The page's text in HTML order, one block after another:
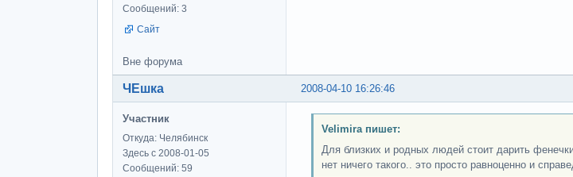
Сообщений: 3
Сайт
Вне форума
2008-04-10 16:26:46
ЧЕшка
Участник
Откуда: Челябинск
Здесь с 2008-01-05
Сообщений: 59
Velimira пишет:
Для близких и родных людей стоит дарить
нет ничего такого.. это просто равноценно и